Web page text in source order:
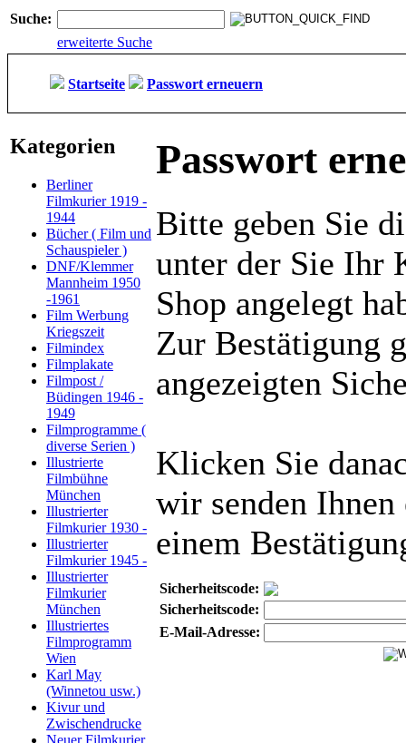
Suche:
erweiterte Suche
Startseite Passwort erneuern
Kategorien
Berliner
Filmkurier 1919 -
1944
Bücher ( Film und
Schauspieler )
DNF/Klemmer
Mannheim 1950
-1961
Film Werbung
Kriegszeit
Filmindex
Filmplakate
Filmpost /
Büdingen 1946 -
1949
Filmprogramme (
diverse Serien )
Illustrierte
Filmbühne
München
Illustrierter
Filmkurier 1930 -
Illustrierter
Filmkurier 1945 -
Illustrierter
Filmkurier
München
Illustriertes
Filmprogramm
Wien
Karl May
(Winnetou usw.)
Kivur und
Zwischendrucke
Neuer Filmkurier
Passwort
Bitte geben Sie
unter der Sie Ihr
Shop angelegt
Zur Bestätigung
angezeigten
Klicken Sie
wir senden
einem
Sicherheitscode:
Sicherheitscode:
E-Mail-Adresse: